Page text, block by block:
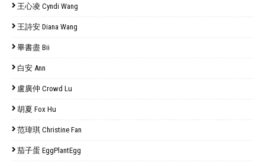
王心凌 Cyndi Wang
王詩安 Diana Wang
畢書盡 Bii
白安 Ann
盧廣仲 Crowd Lu
胡夏 Fox Hu
范瑋琪 Christine Fan
茄子蛋 EggPlantEgg